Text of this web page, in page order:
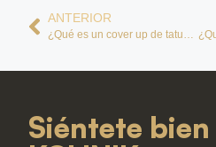
ANTERIOR
¿Qué es un cover up de tatuajes y cómo hacerlo para tapar otros?
Siéntete